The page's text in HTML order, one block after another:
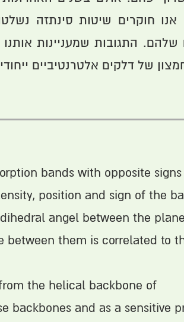
אנו חוקרים שיטות סינתזה
שלהם. התגובות שמעניינות
של דלקים אלטרנטיביים
bands with opposite
position and sign of the
angel between the
between them is correlated to
the helical backbone of
backbones and as a sensitive